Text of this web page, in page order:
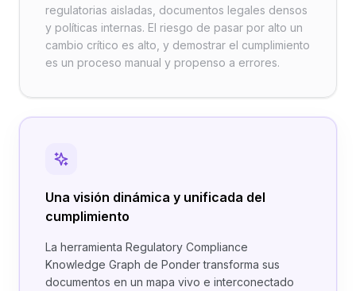
regulatorias aisladas, documentos legales densos
y políticas internas. El riesgo de pasar por alto un
cambio crítico es alto, y demostrar el cumplimiento
es un proceso manual y propenso a errores.
Una visión dinámica y unificada del
cumplimiento
La herramienta Regulatory Compliance
Knowledge Graph de Ponder transforma sus
documentos en un mapa vivo e interconectado